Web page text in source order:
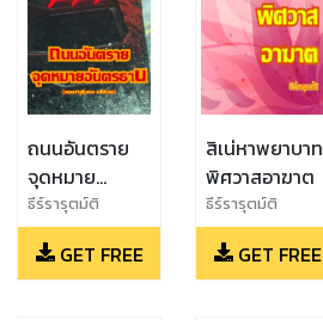
ถนนอันตราย
จุดหมาย
อันตรธาน(smartphone
edition)-ฉบับ
ตัวอย่าง
ธีร์รารุตม์ติ
GET FREE
สิเน่หาพยาบาท
พิศวาสอาฆาต
ธีร์รารุตม์ติ
GET FREE